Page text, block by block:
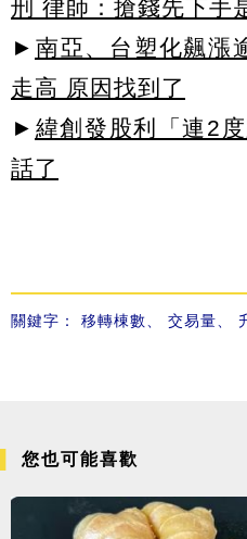
刑 律師：搶錢先下手
► 南亞、台塑化飆漲
走高 原因找到了
► 緯創發股利「連2
話了
關鍵字： 移轉棟數 交易量
您也可能喜歡